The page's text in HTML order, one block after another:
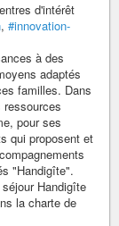
d'intérêt
, #innovation-
à des
adaptés
familles. Dans
pour ses
qui proposent et
"Handigîte".
Handigîte
la charte de